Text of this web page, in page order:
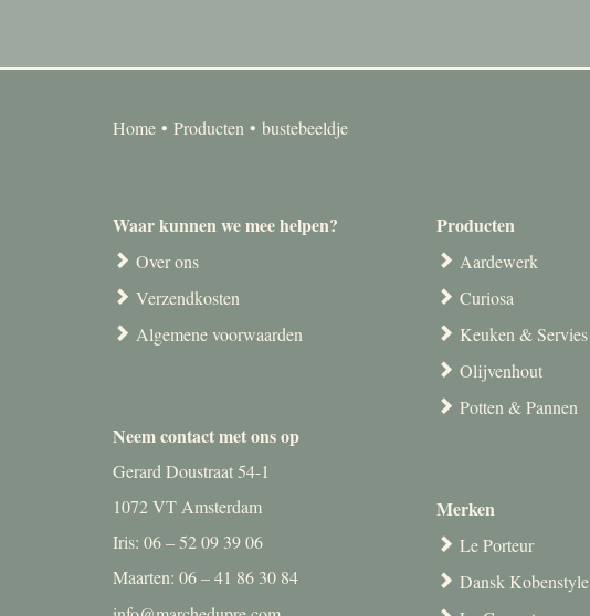
Home Producten bustebeeldje
Waar kunnen we mee helpen?
Over ons
Verzendkosten
Algemene voorwaarden
Neem contact met ons op
Gerard Doustraat 54-1
1072 VT Amsterdam
Iris: 06 – 52 09 39 06
Maarten: 06 – 41 86 30 84
Producten
Aardewerk
Curiosa
Keuken & Servies
Olijvenhout
Potten & Pannen
Merken
Le Porteur
Dansk Kobenstyle